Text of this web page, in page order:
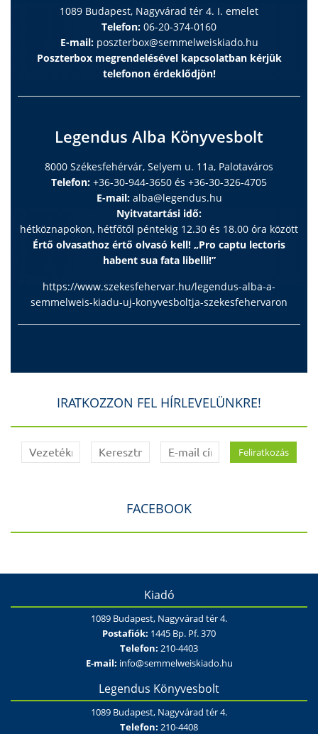
1089 Budapest, Nagyvárad tér 4. I. emelet
Telefon: 06-20-374-0160
E-mail: poszterbox@semmelweiskiado.hu
Poszterbox megrendelésével kapcsolatban kérjük
telefonon érdeklődjön!
Legendus Alba Könyvesbolt
8000 Székesfehérvár, Selyem u. 11a, Palotaváros
Telefon: +36-30-944-3650 és +36-30-326-4705
E-mail: alba@legendus.hu
Nyitvatartási idő:
hétköznapokon, hétfőtől péntekig 12.30 és 18.00 óra között
Értő olvasathoz értő olvasó kell! „Pro captu lectoris
habent sua fata libelli!”
https://www.szekesfehervar.hu/legendus-alba-a-
semmelweis-kiadu-uj-konyvesboltja-szekesfehervaron
IRATKOZZON FEL HÍRLEVELÜNKRE!
FACEBOOK
Kiadó
1089 Budapest, Nagyvárad tér 4.
Postafiók: 1445 Bp. Pf. 370
Telefon: 210-4403
E-mail: info@semmelweiskiado.hu
Legendus Könyvesbolt
1089 Budapest, Nagyvárad tér 4.
Telefon: 210-4408